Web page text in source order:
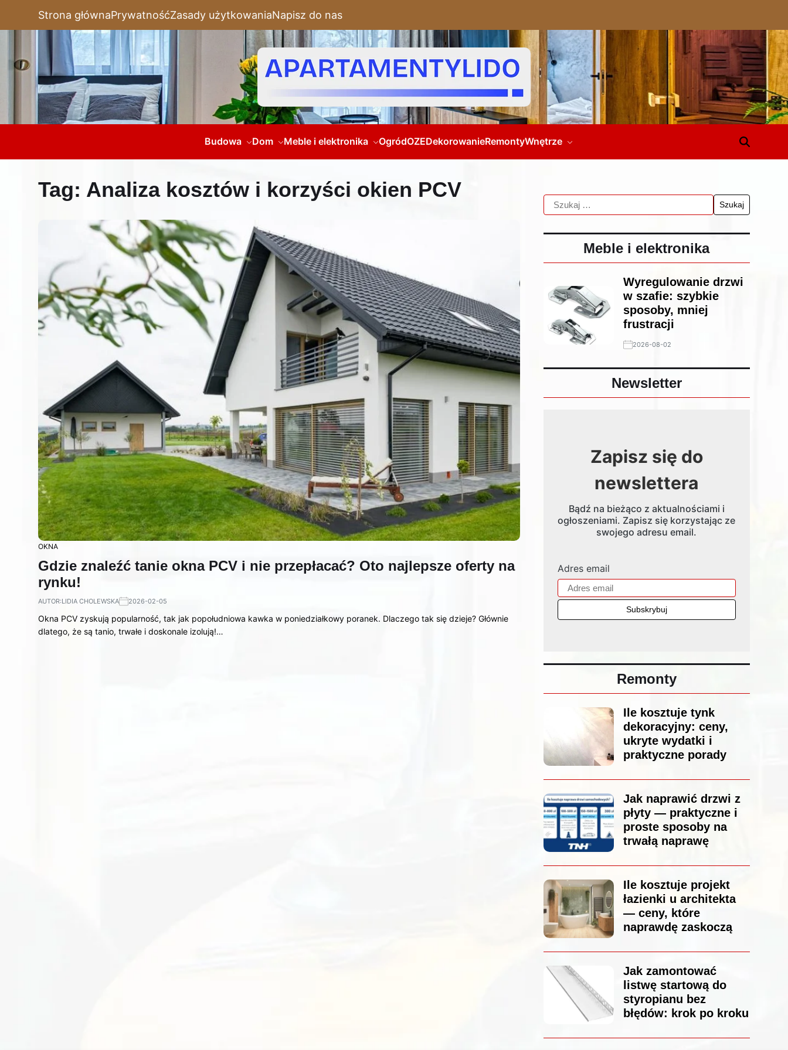
Strona głównaPrywatnośćZasady użytkowaniaNapisz do nas
Budowa Dom Meble i elektronika OgródOZEDekorowanieRemontyWnętrze
Tag: Analiza kosztów i korzyści okien PCV
OKNA
Gdzie znaleźć tanie okna PCV i nie przepłacać? Oto najlepsze oferty na
rynku!
AUTOR:LIDIA CHOLEWSKA 2026-02-05
Okna PCV zyskują popularność, tak jak popołudniowa kawka w poniedziałkowy poranek. Dlaczego tak się dzieje? Głównie
dlatego, że są tanio, trwałe i doskonale izolują!…
Meble i elektronika
Wyregulowanie drzwi
w szafie: szybkie
sposoby, mniej
frustracji
2026-08-02
Newsletter
Zapisz się do
newslettera
Bądź na bieżąco z aktualnościami i
ogłoszeniami. Zapisz się korzystając ze
swojego adresu email.
Adres email
Remonty
Ile kosztuje tynk
dekoracyjny: ceny,
ukryte wydatki i
praktyczne porady
Jak naprawić drzwi z
płyty — praktyczne i
proste sposoby na
trwałą naprawę
Ile kosztuje projekt
łazienki u architekta
— ceny, które
naprawdę zaskoczą
Jak zamontować
listwę startową do
styropianu bez
błędów: krok po kroku